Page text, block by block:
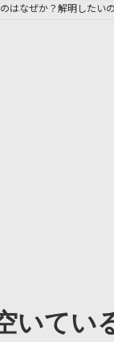
はなぜか？解明したい
いてい